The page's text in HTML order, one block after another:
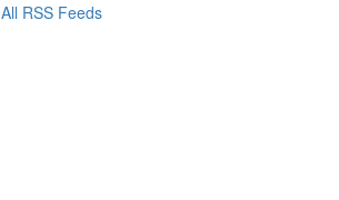
All RSS Feeds